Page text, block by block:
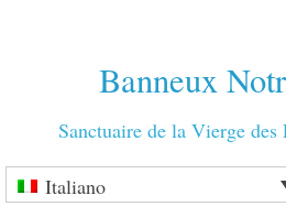
Banneux
Sanctuaire de la Vierge des
Italiano